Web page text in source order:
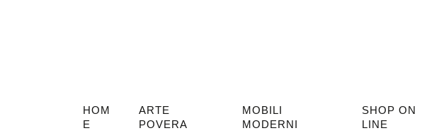
HOM
E
ARTE
POVERA
MOBILI
MODERNI
SHOP ON
LINE